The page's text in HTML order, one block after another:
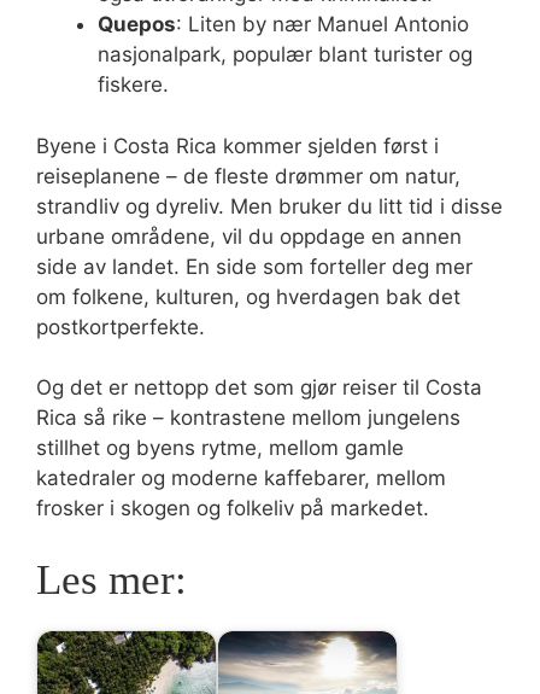
Quepos: Liten by nær Manuel Antonio
nasjonalpark, populær blant turister og
fiskere.
Byene i Costa Rica kommer sjelden først i
reiseplanene – de fleste drømmer om natur,
strandliv og dyreliv. Men bruker du litt tid i disse
urbane områdene, vil du oppdage en annen
side av landet. En side som forteller deg mer
om folkene, kulturen, og hverdagen bak det
postkortperfekte.
Og det er nettopp det som gjør reiser til Costa
Rica så rike – kontrastene mellom jungelens
stillhet og byens rytme, mellom gamle
katedraler og moderne kaffebarer, mellom
frosker i skogen og folkeliv på markedet.
Les mer: